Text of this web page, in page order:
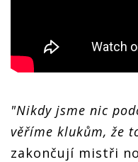
"Nikdy jsme nic
věříme klukům, že
zakončují mistři